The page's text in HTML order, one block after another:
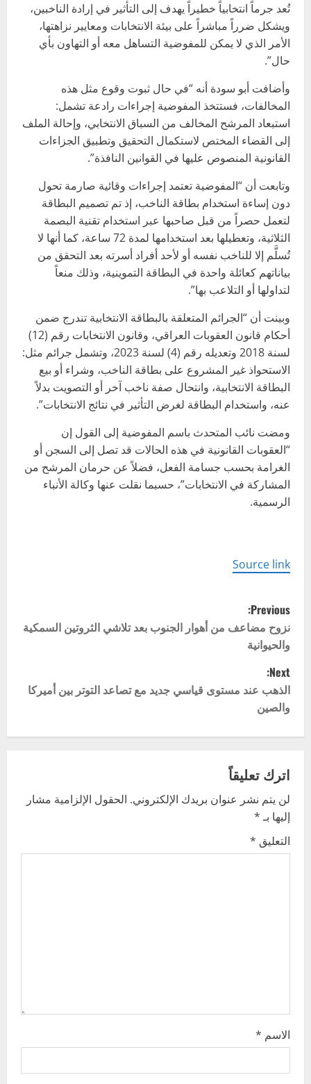
تُعد جرماً انتخابياً خطيراً يهدف إلى التأثير في إرادة الناخبين،
ويشكل ضرراً مباشراً على بيئة الانتخابات ومعايير نزاهتها،
الأمر الذي لا يمكن للمفوضية التساهل معه أو التهاون بأي
حال”.
وأضافت أبو سودة أنه “في حال ثبوت وقوع مثل هذه
المخالفات، فستتخذ المفوضية إجراءات رادعة تشمل:
استبعاد المرشح المخالف من السباق الانتخابي، وإحالة الملف
إلى القضاء المختص لاستكمال التحقيق وتطبيق الجزاءات
القانونية المنصوص عليها في القوانين النافذة”.
وتابعت أن “المفوضية تعتمد إجراءات وقائية صارمة تحول
دون إساءة استخدام بطاقة الناخب، إذ تم تصميم البطاقة
لتعمل حصراً من قبل صاحبها عبر استخدام تقنية البصمة
الثلاثية، وتعطيلها بعد استخدامها لمدة 72 ساعة، كما أنها لا
تُسلَّم إلا للناخب نفسه أو لأحد أفراد أسرته بعد التحقق من
بياناتهم كعائلة واحدة في البطاقة التموينية، وذلك منعاً
لتداولها أو التلاعب بها”.
وبينت أن “الجرائم المتعلقة بالبطاقة الانتخابية تندرج ضمن
أحكام قانون العقوبات العراقي، وقانون الانتخابات رقم (12)
لسنة 2018 وتعديله رقم (4) لسنة 2023، وتشمل جرائم مثل:
الاستحواذ غير المشروع على بطاقة الناخب، وشراء أو بيع
البطاقة الانتخابية، وانتحال صفة ناخب آخر أو التصويت بدلاً
عنه، واستخدام البطاقة لغرض التأثير في نتائج الانتخابات”.
ومضت نائب المتحدث باسم المفوضية إلى القول إن
“العقوبات القانونية في هذه الحالات قد تصل إلى السجن أو
الغرامة بحسب جسامة الفعل، فضلاً عن حرمان المرشح من
المشاركة في الانتخابات”، حسبما نقلت عنها وكالة الأنباء
الرسمية.
Source link
P
o
s
t
n
v
i
g
Previous:
نزوح مضاعف من أهوار الجنوب بعد تلاشي الثروتين السمكية
والحيوانية
Next:
الذهب عند مستوى قياسي جديد مع تصاعد التوتر بين أميركا
والصين
اترك تعليقاً
لن يتم نشر عنوان بريدك الإلكتروني. الحقول الإلزامية مشار
إليها بـ*
التعليق *
الاسم *